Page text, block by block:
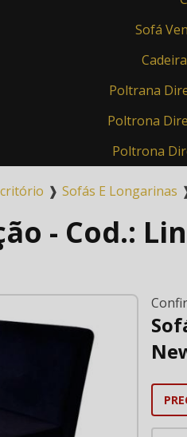
Sofá
Poltrana
Poltrona
Poltrona
❱ Sofás E Longarinas
- Cod.: